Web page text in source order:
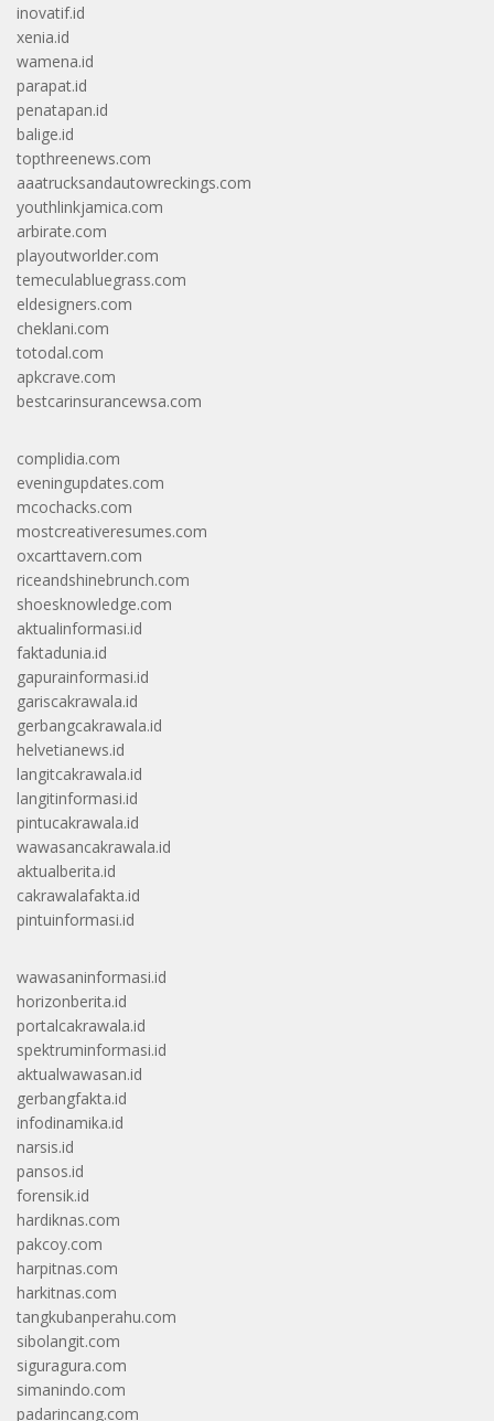
inovatif.id
xenia.id
wamena.id
parapat.id
penatapan.id
balige.id
topthreenews.com
aaatrucksandautowreckings.com
youthlinkjamica.com
arbirate.com
playoutworlder.com
temeculabluegrass.com
eldesigners.com
cheklani.com
totodal.com
apkcrave.com
bestcarinsurancewsa.com
complidia.com
eveningupdates.com
mcochacks.com
mostcreativeresumes.com
oxcarttavern.com
riceandshinebrunch.com
shoesknowledge.com
aktualinformasi.id
faktadunia.id
gapurainformasi.id
gariscakrawala.id
gerbangcakrawala.id
helvetianews.id
langitcakrawala.id
langitinformasi.id
pintucakrawala.id
wawasancakrawala.id
aktualberita.id
cakrawalafakta.id
pintuinformasi.id
wawasaninformasi.id
horizonberita.id
portalcakrawala.id
spektruminformasi.id
aktualwawasan.id
gerbangfakta.id
infodinamika.id
narsis.id
pansos.id
forensik.id
hardiknas.com
pakcoy.com
harpitnas.com
harkitnas.com
tangkubanperahu.com
sibolangit.com
siguragura.com
simanindo.com
padarincang.com